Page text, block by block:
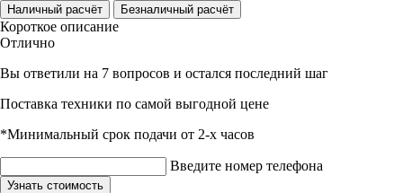
Наличный расчёт Безналичный расчёт
Короткое описание
Отлично
Вы ответили на 7 вопросов и остался последний шаг
Поставка техники по самой выгодной цене
*Минимальный срок подачи от 2-х часов
Введите номер телефона
Узнать стоимость